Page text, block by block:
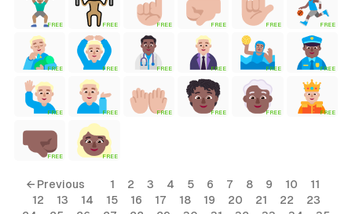
FREE FREE FREE FREE FREE FREE
FREE FREE FREE FREE FREE FREE
FREE FREE FREE FREE FREE FREE
FREE FREE
← Previous 1 2 3 4 5 6 7 8 9 10
11
12
13 14 15 16 17 18 19 20 21 22
23